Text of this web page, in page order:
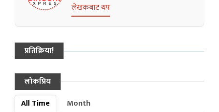
लेखकबाट थप
प्रतिक्रिया!
लोकप्रिय
All Time
Month